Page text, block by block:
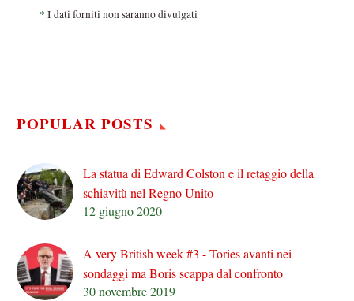
* I dati forniti non saranno divulgati
POPULAR POSTS
La statua di Edward Colston e il retaggio della
schiavitù nel Regno Unito
12 giugno 2020
A very British week #3 - Tories avanti nei
sondaggi ma Boris scappa dal confronto
30 novembre 2019